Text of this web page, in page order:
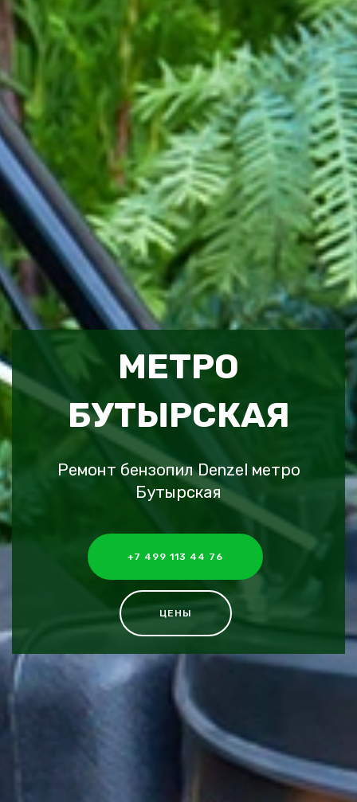
МЕТРО
БУТЫРСКАЯ
Ремонт бензопил Denzel метро
Бутырская
+7 499 113 44 76
ЦЕНЫ